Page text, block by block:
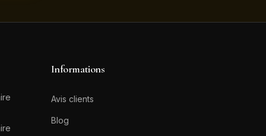
Informations
Avis clients
Blog